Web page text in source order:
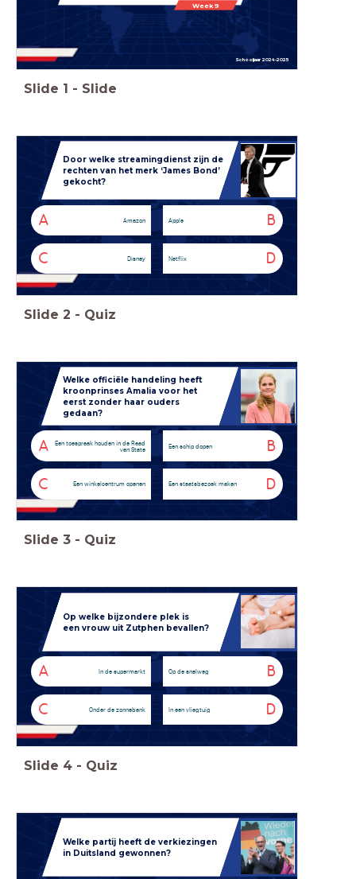
Week 9
Schooljaar 2024-2025
Slide 1 - Slide
Door welke streamingdienst zijn de
rechten van het merk ‘James Bond’
gekocht?
A Amazon B
Apple
C Disney D
Netflix
Slide 2 - Quiz
Welke officiële handeling heeft
kroonprinses Amalia voor het
eerst zonder haar ouders
gedaan?
A
Een toespraak houden in de Raad
van State
B
Een schip dopen
C Een winkelcentrum openen D
Een staatsbezoek maken
Slide 3 - Quiz
Op welke bijzondere plek is
een vrouw uit Zutphen bevallen?
A In de supermarkt B
Op de snelweg
C Onder de zonnebank D
In een vliegtuig
Slide 4 - Quiz
Welke partij heeft de verkiezingen
in Duitsland gewonnen?